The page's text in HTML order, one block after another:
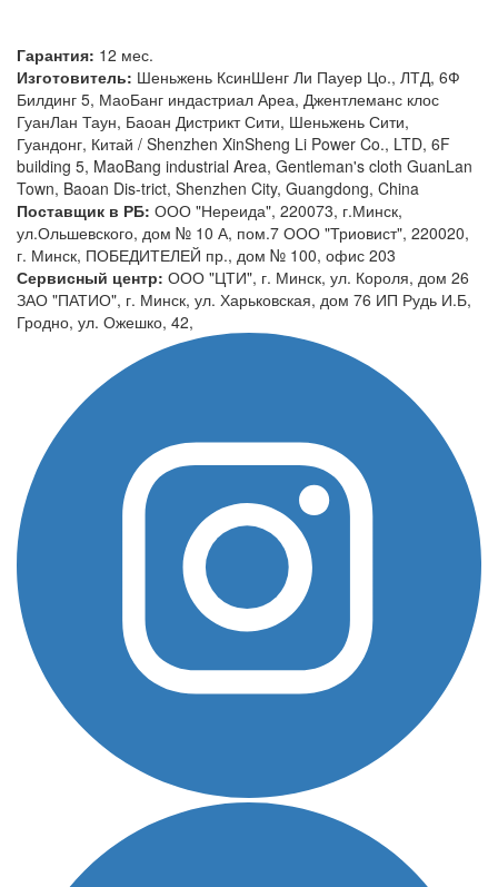
Гарантия: 12 мес.
Изготовитель: Шеньжень КсинШенг Ли Пауер Цо., ЛТД, 6Ф
Билдинг 5, МаоБанг индастриал Ареа, Джентлеманс клос
ГуанЛан Таун, Баоан Дистрикт Сити, Шеньжень Сити,
Гуандонг, Китай / Shenzhen XinSheng Li Power Co., LTD, 6F
building 5, MaoBang industrial Area, Gentleman's cloth GuanLan
Town, Baoan Dis-trict, Shenzhen City, Guangdong, China
Поставщик в РБ: ООО "Нереида", 220073, г.Минск,
ул.Ольшевского, дом № 10 А, пом.7 ООО "Триовист", 220020,
г. Минск, ПОБЕДИТЕЛЕЙ пр., дом № 100, офис 203
Сервисный центр: ООО "ЦТИ", г. Минск, ул. Короля, дом 26
ЗАО "ПАТИО", г. Минск, ул. Харьковская, дом 76 ИП Рудь И.Б,
Гродно, ул. Ожешко, 42,